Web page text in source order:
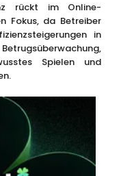
rückt im Online-
Fokus, da Betreiber
in
Spielen und